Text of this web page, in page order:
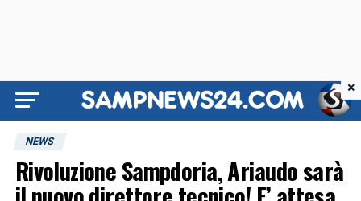
NEWS
Rivoluzione Sampdoria, Ariaudo sarà
×